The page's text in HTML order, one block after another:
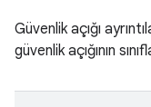
Güvenlik açığı
güvenlik açığının